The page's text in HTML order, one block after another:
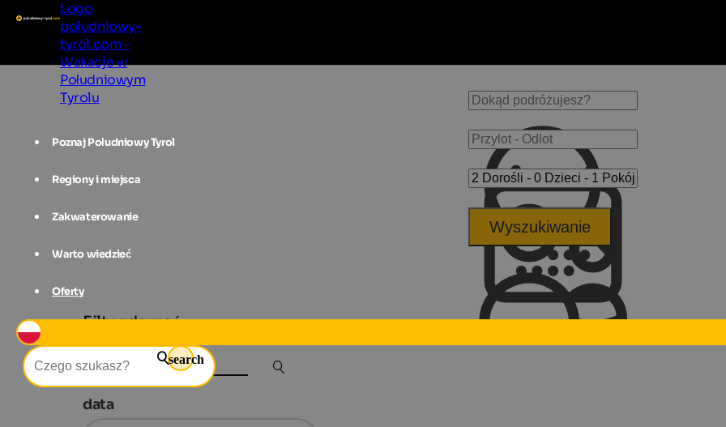
Logo
poludniowy-
tyrol.com -
Wakacje w
Południowym
Tyrolu
Poznaj Południowy Tyrol
Regiony i miejsca
Zakwaterowanie
Warto wiedzieć
Oferty
search
Wyszukiwanie
Filtr zdarzeń
data